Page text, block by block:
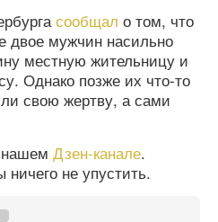
сообщал о том, что
двое мужчин насильно
местную жительницу и
Однако позже их что-то
свою жертву, а сами
Дзен-канале.
не упустить.